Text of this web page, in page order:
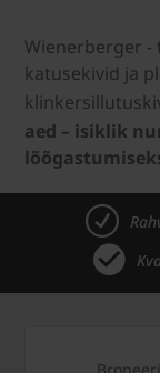
Wienerberger -
katusekivid ja
aed – isiklik